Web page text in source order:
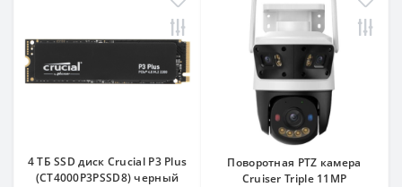
4 ТБ SSD диск Crucial P3 Plus
(CT4000P3PSSD8) черный
Поворотная PTZ камера
Cruiser Triple 11MP